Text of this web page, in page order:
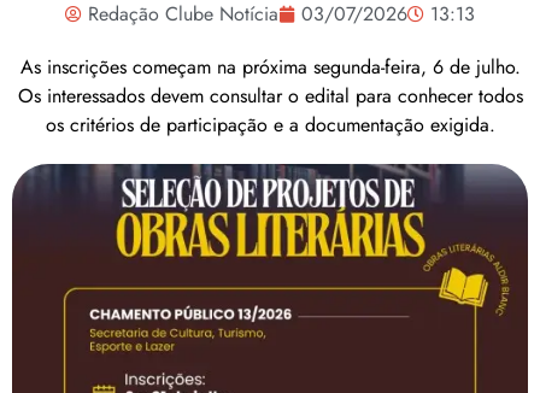
Redação Clube Notícia 03/07/2026
13:13
As inscrições começam na próxima segunda-feira, 6 de julho.
Os interessados devem consultar o edital para conhecer todos
os critérios de participação e a documentação exigida.